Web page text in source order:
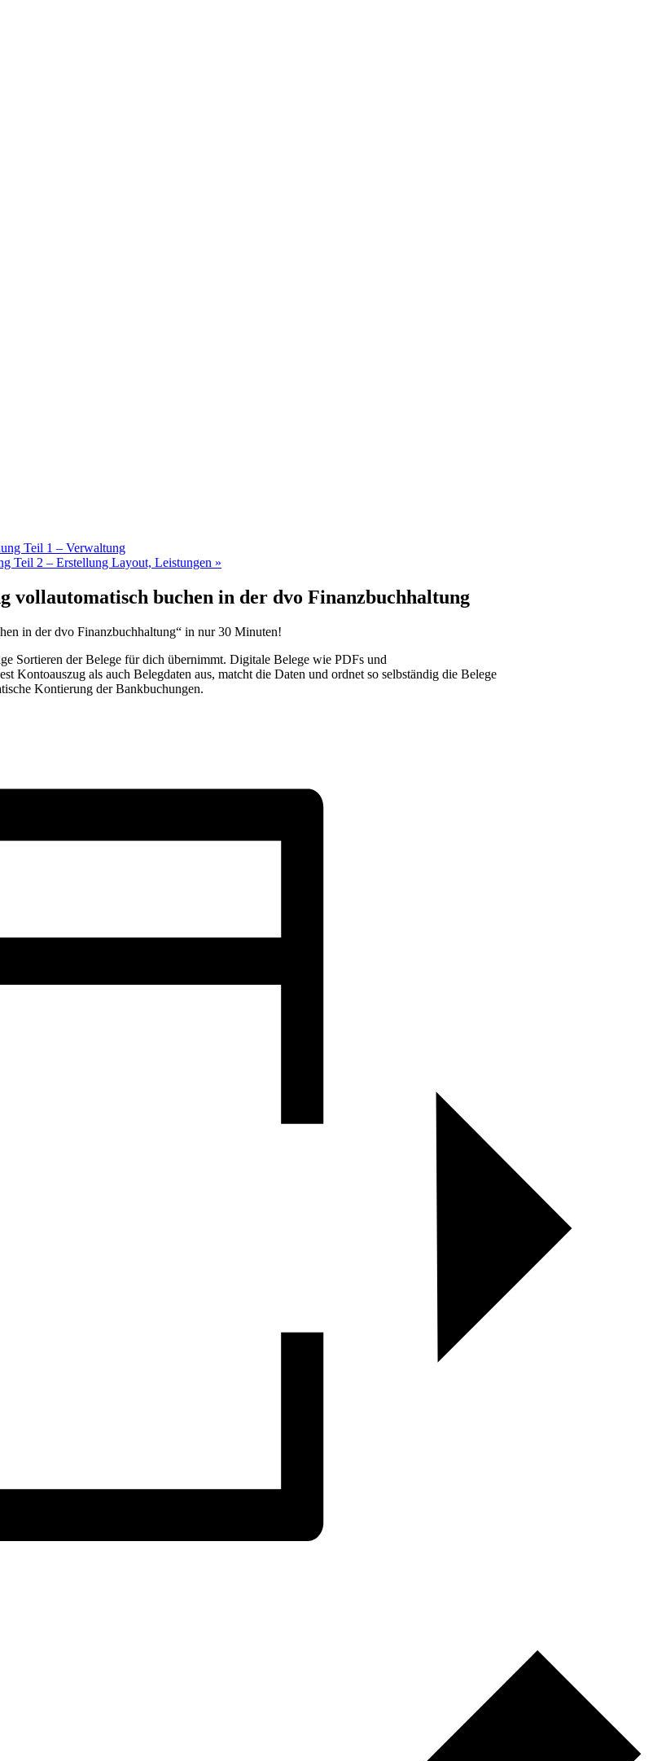
Teil 1 – Verwaltung
Teil 2 – Erstellung Layout, Leistungen »
vollautomatisch buchen in der dvo Finanzbuchhaltung
in der dvo Finanzbuchhaltung“ in nur 30 Minuten!
Sortieren der Belege für dich übernimmt. Digitale Belege wie PDFs und
Kontoauszug als auch Belegdaten aus, matcht die Daten und ordnet so selbständig die Belege
Kontierung der Bankbuchungen.